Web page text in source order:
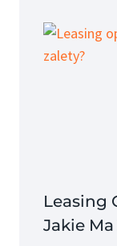
Leasing
Jakie